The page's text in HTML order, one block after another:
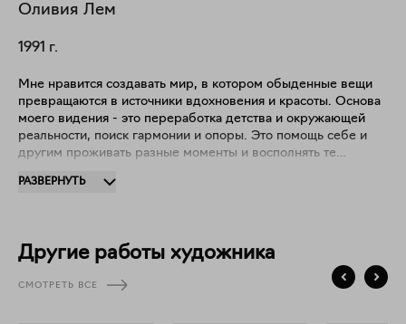
Оливия Лем
1991 г.
Мне нравится создавать мир, в котором обыденные вещи
превращаются в источники вдохновения и красоты. Основа
моего видения - это переработка детства и окружающей
реальности, поиск гармонии и опоры. Это помощь себе и
другим проживать разные моменты и восполнять те
уголок, где можно продолжать жить в розовых очках.
РАЗВЕРНУТЬ
Другие работы художника
СМОТРЕТЬ ВСЕ